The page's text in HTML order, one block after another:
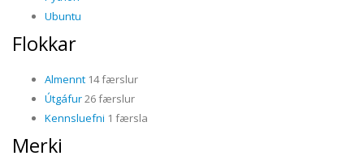
Ubuntu
Flokkar
Almennt 14 færslur
Útgáfur26 færslur
Kennsluefni 1 færsla
Merki